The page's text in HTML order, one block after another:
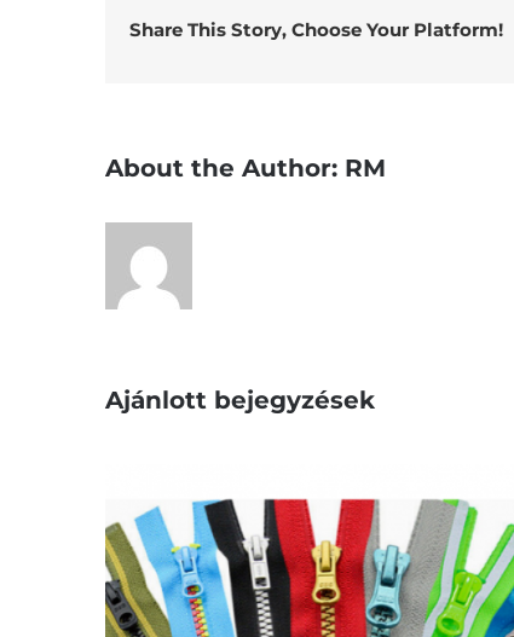
Share This Story, Choose Your Platform!
About the Author: RM
Ajánlott bejegyzések